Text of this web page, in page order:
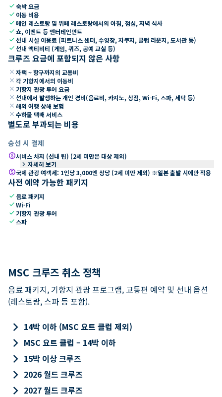
check숙박 요금
check 이동 비용
check 메인 레스토랑 및 뷔페 레스토랑에서의 아침, 점심, 저녁 식사
check쇼, 이벤트 등 엔터테인먼트
check선내 시설 이용료 (피트니스 센터, 수영장, 자쿠지, 클럽 라운지, 도서관 등)
check선내 액티비티 (게임, 퀴즈, 공예 교실 등)
크루즈 요금에 포함되지 않은 사항
close 자택 ~ 항구까지의 교통비
close 각 기항지에서의 이동비
close 기항지 관광 투어 요금
close 선내에서 발생하는 개인 경비(음료비, 카지노, 상점, Wi-Fi, 스파, 세탁 등)
close 해외 여행 상해 보험
close 수하물 택배 서비스
별도로 부과되는 비용
승선 시 결제
paid서비스 차지 (선내 팁) (2세 미만은 대상 제외)
keyboard_arrow_right 자세히 보기
paid국제 관광 여객세: 1인당 3,000엔 상당 (2세 미만 제외) ※일본 출발 시에만 적용
사전 예약 가능한 패키지
check 음료 패키지
checkWi-Fi
check 기항지 관광 투어
check 스파
MSC 크루즈 취소 정책
음료 패키지, 기항지 관광 프로그램, 교통편 예약 및 선내 옵션
(레스토랑, 스파 등 포함).
keyboard_arrow_right 14박 이하 (MSC 요트 클럽 제외)
keyboard_arrow_right MSC 요트 클럽 – 14박 이하
keyboard_arrow_right 15박 이상 크루즈
keyboard_arrow_right 2026 월드 크루즈
keyboard_arrow_right 2027 월드 크루즈